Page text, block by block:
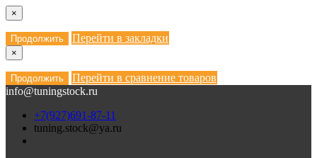
×
Продолжить Перейти в закладки
×
Продолжить
Перейти в сравнение товаров
info@tuningstock.ru
+7(927)691-87-11
tuning.stock@ya.ru